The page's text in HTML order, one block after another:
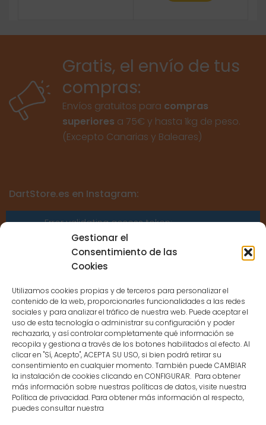
Gestionar el
Consentimiento de las
Cookies
Utilizamos cookies propias y de terceros para personalizar el
contenido de la web, proporcionarles funcionalidades a las redes
sociales y para analizar el tráfico de nuestra web. Puede aceptar el
uso de esta tecnología o administrar su configuración y poder
rechazarla, y así controlar completamente qué información se
recopila y gestiona a través de los botones habilitados al efecto. Al
clicar en "Sí, Acepto", ACEPTA SU USO, si bien podrá retirar su
consentimiento en cualquier momento. También puede CAMBIAR
la instalación de cookies clicando en CONFIGURAR. Para obtener
más información sobre nuestras políticas de datos, visite nuestra
Política de privacidad. Para obtener más información al respecto,
puedes consultar nuestra
Gratis, el envío de tus
compras:
Envíos gratuitos para compras
superiores a 75€ y hasta 1kg de peso.
(Excepto Canarias y Baleares)
DartStore.es en Instagram:
Error validating access token:
Sessions for the user are not allowed
because the user is not a confirmed
CONTACTO
MENÚ PRINCIPAL
MI CUENTA